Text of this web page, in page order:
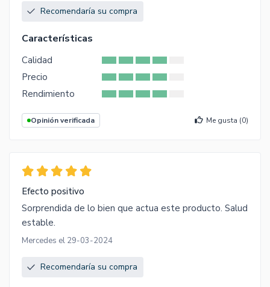
Recomendaría su compra
Características
Calidad
Precio
Rendimiento
Opinión verificada Me gusta (0)
Efecto positivo
Sorprendida de lo bien que actua este producto. Salud
estable.
Mercedes el 29-03-2024
Recomendaría su compra